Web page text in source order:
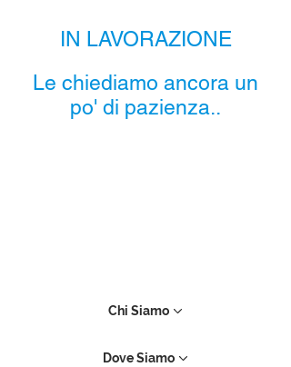
IN LAVORAZIONE
Le chiediamo ancora un
po' di pazienza..
Chi Siamo
Dove Siamo